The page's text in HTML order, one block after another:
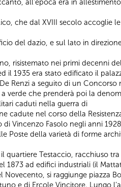
che dal XVIII secolo accoglie
del dazio, e sul lato in
risistemato nei primi decenni
il 1935 era stato edificato il
Renzi a seguito di un
verde che prenderà poi la
caduti nella guerra di
cadute nel corso della
Vincenzo Fasolo negli anni
Poste della varietà di forme
quartiere Testaccio, racchiuso
1873 ad edifici industriali (il
si raggiunge piazza
e di Ercole Vincitore. Lungo